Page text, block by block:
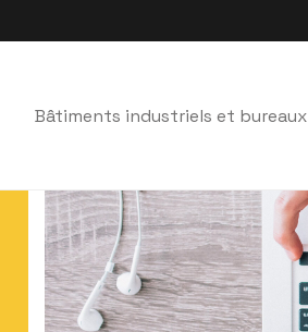
Bâtiments industriels et bureaux